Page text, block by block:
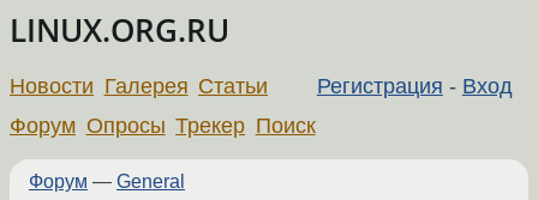
LINUX.ORG.RU
Регистрация - Вход
Новости Галерея Статьи
Форум Опросы Трекер Поиск
Форум — General